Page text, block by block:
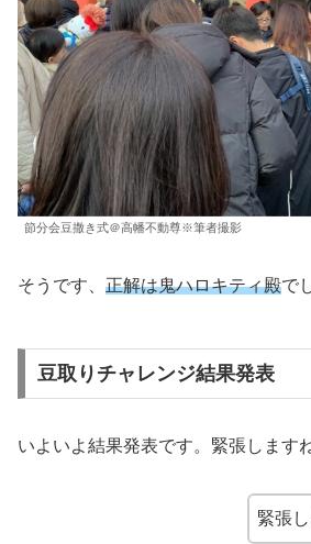
節分会豆撒き式＠高幡不動尊※筆者撮影
そうです、 正解は鬼ハロキティ殿で
豆取りチャレンジ結果発表
いよいよ結果発表です。緊張しますね
緊張